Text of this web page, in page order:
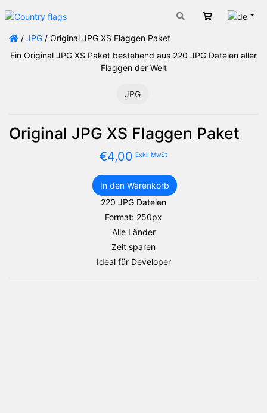
Warenkorb
/ JPG / Original JPG XS Flaggen Paket
Ein Original JPG XS Paket bestehend aus 220 JPG Dateien aller
Flaggen der Welt
JPG
Original JPG XS Flaggen Paket
€4,00 Exkl. MwSt
Original
JPG
Flaggen
Paket
In den Warenkorb
220 JPG Dateien
Format: 250px
Alle Länder
Zeit sparen
Ideal für Developer